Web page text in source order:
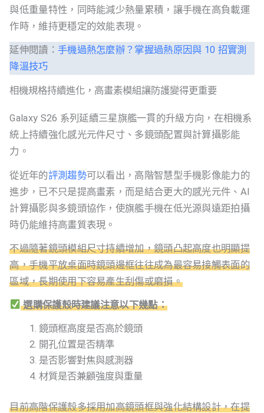
與低重量特性，同時能減少熱量累積，讓手機在高負載運
作時，維持更穩定的效能表現。
延伸閱讀： 手機過熱怎麼辦？掌握過熱原因與 10 招實測
降溫技巧
相機規格持續進化，高畫素模組讓防護變得更重要
Galaxy S26 系列延續三星旗艦一貫的升級方向，在相機系
統上持續強化感光元件尺寸、多鏡頭配置與計算攝影能
力。
從近年的評測趨勢可以看出，高階智慧型手機影像能力的
進步，已不只是提高畫素，而是結合更大的感光元件、AI
計算攝影與多鏡頭協作，使旗艦手機在低光源與遠距拍攝
時仍能維持高畫質表現。
不過隨著鏡頭模組尺寸持續增加，鏡頭凸起高度也明顯提
高，手機平放桌面時鏡頭邊框往往成為最容易接觸表面的
區域，長期使用下容易產生刮傷或磨損。
選購保護殼時建議注意以下幾點：
鏡頭框高度是否高於鏡頭
開孔位置是否精準
是否影響對焦與感測器
材質是否兼顧強度與重量
目前高階保護殼多採用加高鏡頭框與強化結構設計，在提